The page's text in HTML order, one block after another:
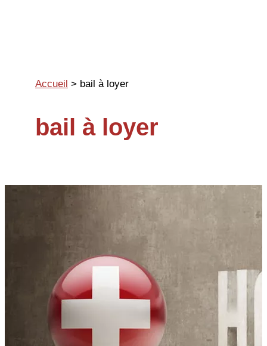
contenu
Accueil > bail à loyer
bail à loyer